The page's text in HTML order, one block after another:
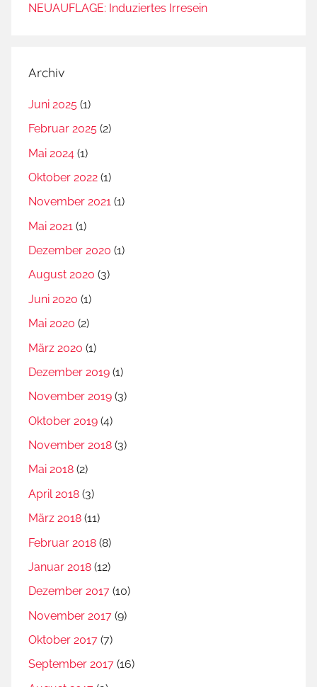
NEUAUFLAGE: Induziertes Irresein
Archiv
Juni 2025 (1)
Februar 2025 (2)
Mai 2024 (1)
Oktober 2022 (1)
November 2021 (1)
Mai 2021 (1)
Dezember 2020 (1)
August 2020 (3)
Juni 2020 (1)
Mai 2020 (2)
März 2020 (1)
Dezember 2019 (1)
November 2019 (3)
Oktober 2019 (4)
November 2018 (3)
Mai 2018 (2)
April 2018 (3)
März 2018 (11)
Februar 2018 (8)
Januar 2018 (12)
Dezember 2017 (10)
November 2017 (9)
Oktober 2017 (7)
September 2017 (16)